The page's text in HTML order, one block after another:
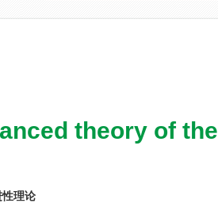
theory of
性理论